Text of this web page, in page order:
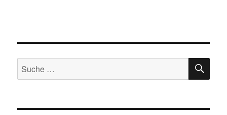
Suche
nach: